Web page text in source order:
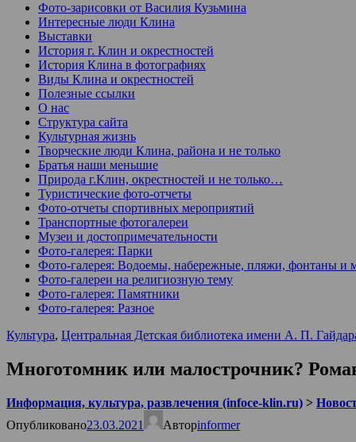
Фото-зарисовки от Василия Кузьмина
Интересные люди Клина
Выставки
История г. Клин и окрестностей
История Клина в фотографиях
Виды Клина и окрестностей
Полезные ссылки
О нас
Структура сайта
Культурная жизнь
Творческие люди Клина, района и не только
Братья наши меньшие
Природа г.Клин, окрестностей и не только…
Туристические фото-отчеты
Фото-отчеты спортивных мероприятий
Транспортные фотогалереи
Музеи и достопримечательности
Фото-галерея: Парки
Фото-галерея: Водоемы, набережные, пляжи, фонтаны и
Фото-галереи на религиозную тему
Фото-галерея: Памятники
Фото-галерея: Разное
Культура, Центральная Детская библиотека имени А. П.
Многотомник или малострочник?
Информация, культура, развлечения (infoce-klin.ru) >
Опубликовано23.03.2021 Авторinformer